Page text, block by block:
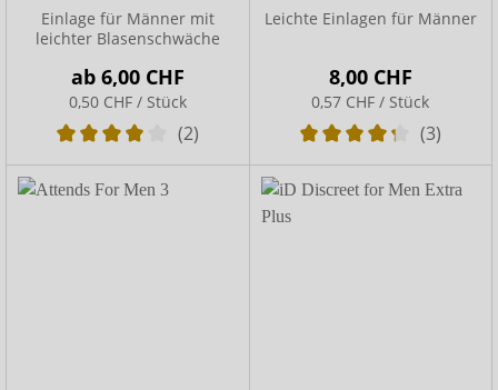
Einlage für Männer mit
leichter Blasenschwäche
ab 6,00 CHF
0,50 CHF / Stück
(2)
Leichte Einlagen für Männer
8,00 CHF
0,57 CHF / Stück
(3)